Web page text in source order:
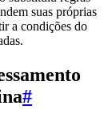
suas próprias
a condições do
#